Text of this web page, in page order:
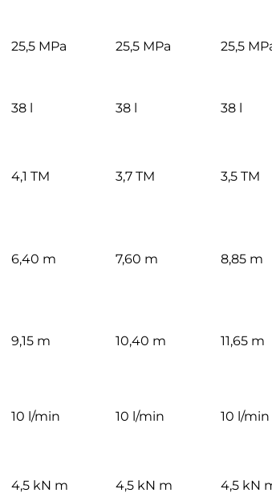
25,5 MPa 25,5 MPa 25,5
38 l 38 l 38 l
4,1 TM 3,7 TM 3,5 TM
6,40 m 7,60 m 8,85 m
9,15 m 10,40 m 11,65 m
10 l/min 10 l/min 10 l/min
4,5 kN m 4,5 kN m 4,5 kN